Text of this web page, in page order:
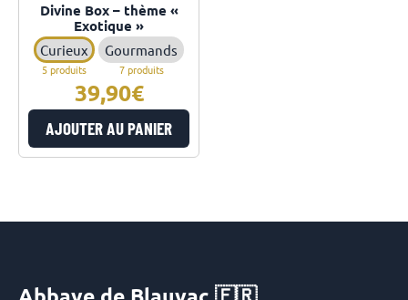
Divine Box – thème «
Exotique »
Curieux
5 produits
Gourmands
7 produits
39,90
AJOUTER AU PANIER